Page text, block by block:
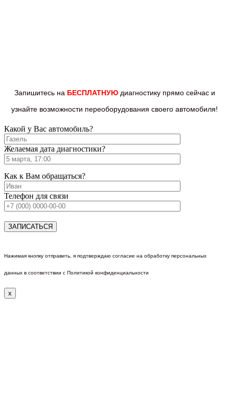
Запишитесь на БЕСПЛАТНУЮдиагностику прямо сейчас и
узнайте возможности переоборудования своего автомобиля!
Какой у Вас автомобиль?
Желаемая дата диагностики?
Как к Вам обращаться?
Телефон для связи
Нажимая кнопку отправить, я подтверждаю согласие на обработку персональных
данных в соответствии с Политикой конфиденциальности
x